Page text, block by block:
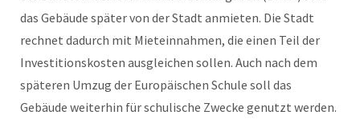
das Gebäude später von der Stadt anmieten. Die Stadt
rechnet dadurch mit Mieteinnahmen, die einen Teil der
Investitionskosten ausgleichen sollen. Auch nach dem
späteren Umzug der Europäischen Schule soll das
Gebäude weiterhin für schulische Zwecke genutzt werden.